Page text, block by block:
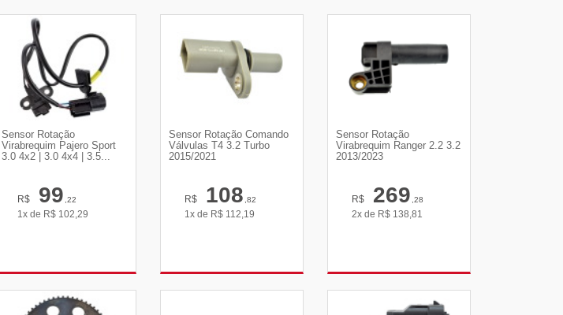
Sensor Rotação
Virabrequim Pajero Sport
3.0 4x2 | 3.0 4x4 | 3.5...
R$ 99,22
1x de R$ 102,29
Sensor Rotação Comando
Válvulas T4 3.2 Turbo
2015/2021
R$ 108,82
1x de R$ 112,19
Sensor Rotação
Virabrequim Ranger 2.2 3.2
2013/2023
R$ 269,28
2x de R$ 138,81